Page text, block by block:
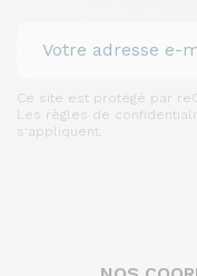
Ce site est protégé par
Les règles de
s'appliquent.